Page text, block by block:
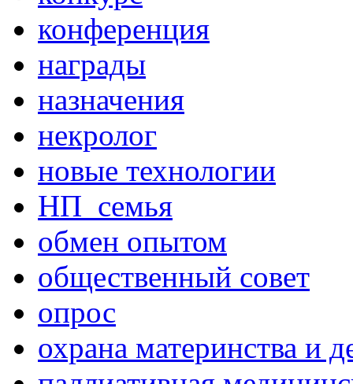
конференция
награды
назначения
некролог
новые технологии
НП_семья
обмен опытом
общественный совет
опрос
охрана материнства и